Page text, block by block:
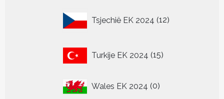
Tsjechië EK 2024 12
producten
Turkije EK 2024 15
producten
Wales EK 2024 00